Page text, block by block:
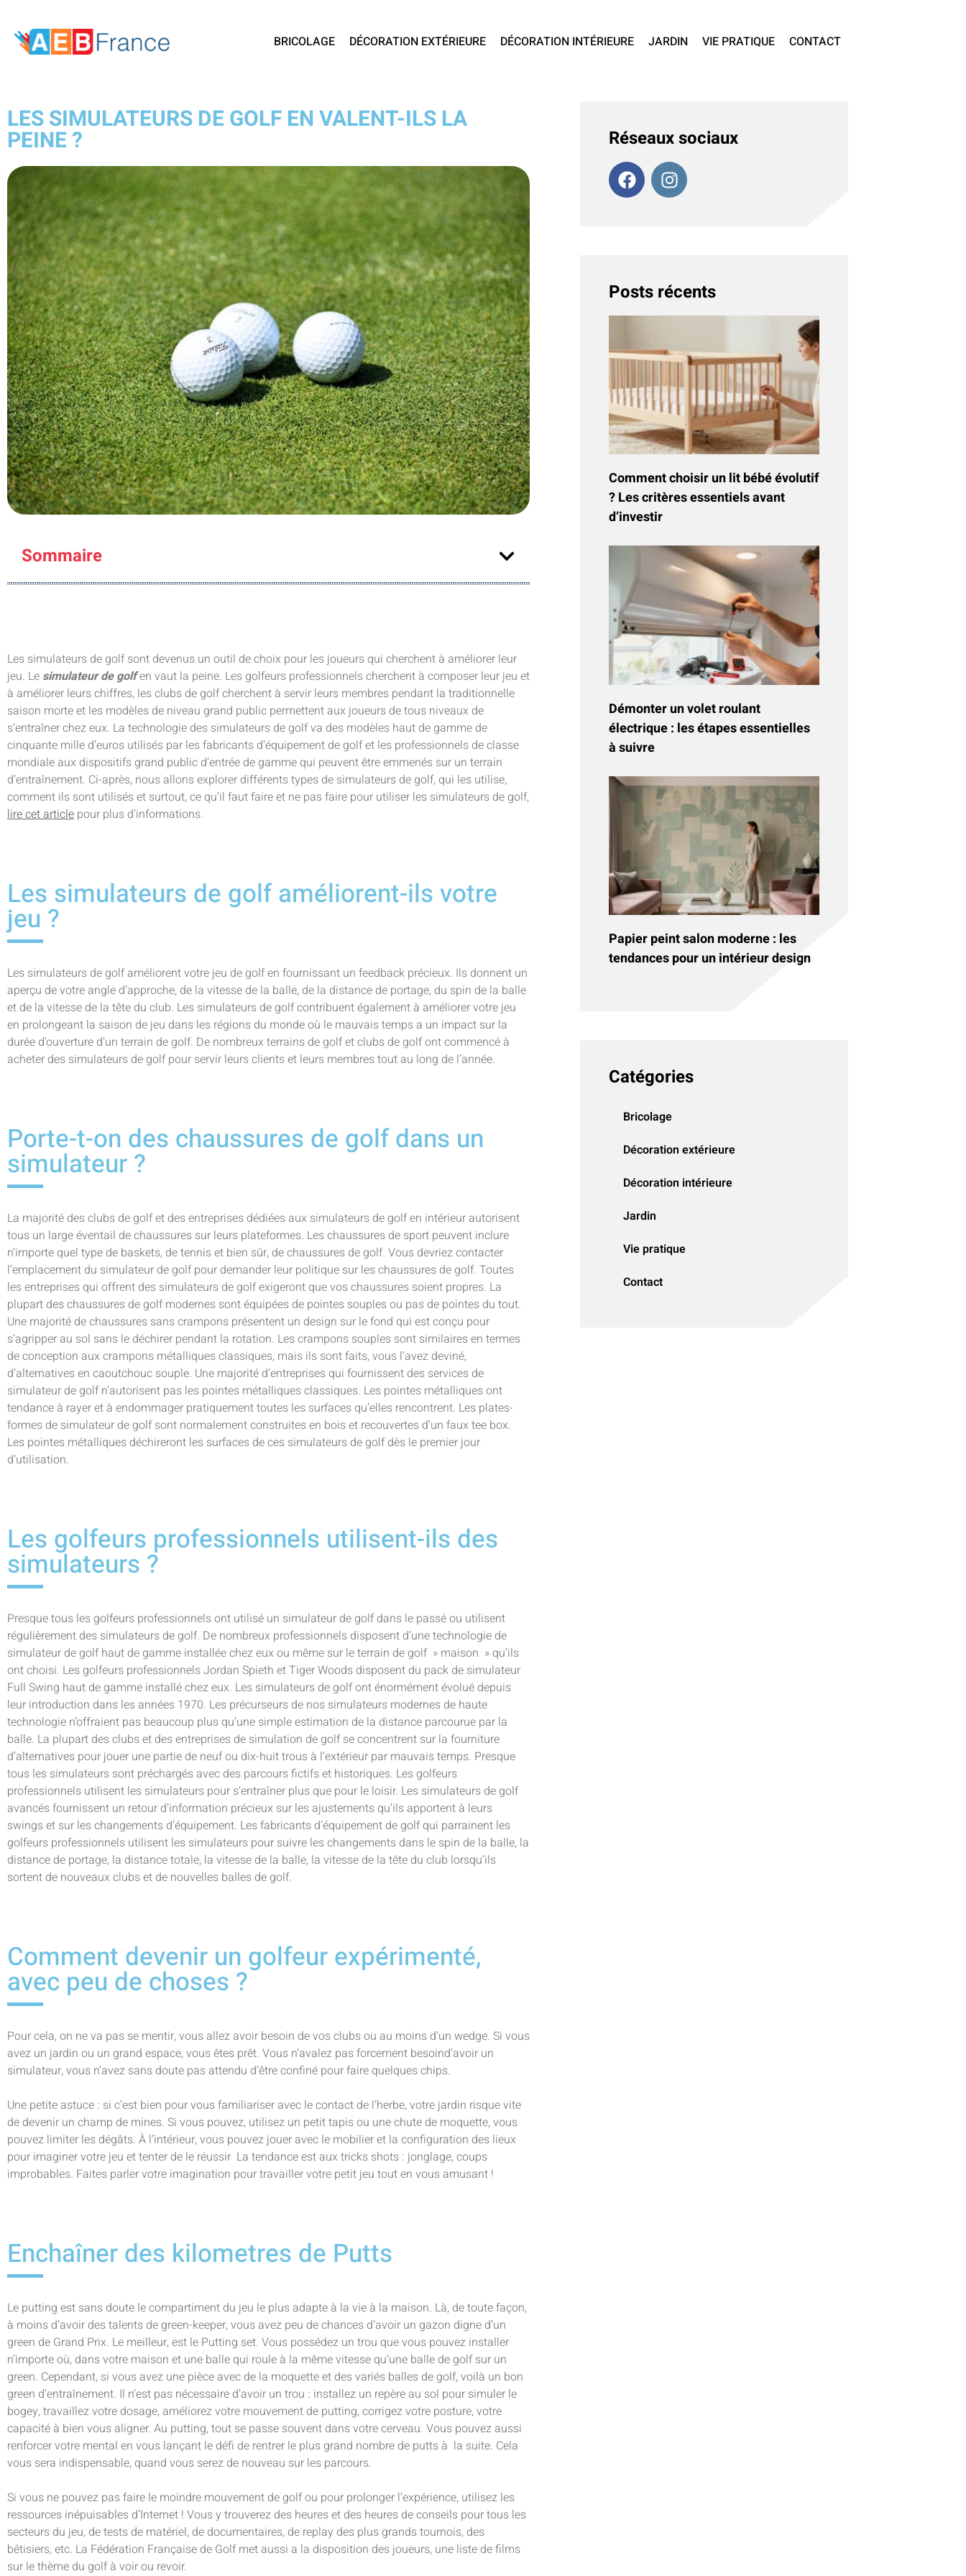
BRICOLAGE DÉCORATION EXTÉRIEURE DÉCORATION INTÉRIEURE JARDIN VIE PRATIQUE CONTACT
LES SIMULATEURS DE GOLF EN VALENT-ILS LA
PEINE ?
Sommaire
Les simulateurs de golf sont devenus un outil de choix pour les joueurs qui cherchent à améliorer leur
jeu. Le simulateur de golfen vaut la peine. Les golfeurs professionnels cherchent à composer leur jeu et
à améliorer leurs chiffres, les clubs de golf cherchent à servir leurs membres pendant la traditionnelle
saison morte et les modèles de niveau grand public permettent aux joueurs de tous niveaux de
s’entraîner chez eux. La technologie des simulateurs de golf va des modèles haut de gamme de
cinquante mille d’euros utilisés par les fabricants d’équipement de golf et les professionnels de classe
mondiale aux dispositifs grand public d’entrée de gamme qui peuvent être emmenés sur un terrain
d’entraînement. Ci-après, nous allons explorer différents types de simulateurs de golf, qui les utilise,
comment ils sont utilisés et surtout, ce qu’il faut faire et ne pas faire pour utiliser les simulateurs de golf,
lire cet article pour plus d’informations.
Les simulateurs de golf améliorent-ils votre
jeu ?
Les simulateurs de golf améliorent votre jeu de golf en fournissant un feedback précieux. Ils donnent un
aperçu de votre angle d’approche, de la vitesse de la balle, de la distance de portage, du spin de la balle
et de la vitesse de la tête du club. Les simulateurs de golf contribuent également à améliorer votre jeu
en prolongeant la saison de jeu dans les régions du monde où le mauvais temps a un impact sur la
durée d’ouverture d’un terrain de golf. De nombreux terrains de golf et clubs de golf ont commencé à
acheter des simulateurs de golf pour servir leurs clients et leurs membres tout au long de l’année.
Porte-t-on des chaussures de golf dans un
simulateur ?
La majorité des clubs de golf et des entreprises dédiées aux simulateurs de golf en intérieur autorisent
tous un large éventail de chaussures sur leurs plateformes. Les chaussures de sport peuvent inclure
n’importe quel type de baskets, de tennis et bien sûr, de chaussures de golf. Vous devriez contacter
l’emplacement du simulateur de golf pour demander leur politique sur les chaussures de golf. Toutes
les entreprises qui offrent des simulateurs de golf exigeront que vos chaussures soient propres. La
plupart des chaussures de golf modernes sont équipées de pointes souples ou pas de pointes du tout.
Une majorité de chaussures sans crampons présentent un design sur le fond qui est conçu pour
s’agripper au sol sans le déchirer pendant la rotation. Les crampons souples sont similaires en termes
de conception aux crampons métalliques classiques, mais ils sont faits, vous l’avez deviné,
d’alternatives en caoutchouc souple. Une majorité d’entreprises qui fournissent des services de
simulateur de golf n’autorisent pas les pointes métalliques classiques. Les pointes métalliques ont
tendance à rayer et à endommager pratiquement toutes les surfaces qu’elles rencontrent. Les plates-
formes de simulateur de golf sont normalement construites en bois et recouvertes d’un faux tee box.
Les pointes métalliques déchireront les surfaces de ces simulateurs de golf dès le premier jour
d’utilisation.
Les golfeurs professionnels utilisent-ils des
simulateurs ?
Presque tous les golfeurs professionnels ont utilisé un simulateur de golf dans le passé ou utilisent
régulièrement des simulateurs de golf. De nombreux professionnels disposent d’une technologie de
simulateur de golf haut de gamme installée chez eux ou même sur le terrain de golf » maison » qu’ils
ont choisi. Les golfeurs professionnels Jordan Spieth et Tiger Woods disposent du pack de simulateur
Full Swing haut de gamme installé chez eux. Les simulateurs de golf ont énormément évolué depuis
leur introduction dans les années 1970. Les précurseurs de nos simulateurs modernes de haute
technologie n’offraient pas beaucoup plus qu’une simple estimation de la distance parcourue par la
balle. La plupart des clubs et des entreprises de simulation de golf se concentrent sur la fourniture
d’alternatives pour jouer une partie de neuf ou dix-huit trous à l’extérieur par mauvais temps. Presque
tous les simulateurs sont préchargés avec des parcours fictifs et historiques. Les golfeurs
professionnels utilisent les simulateurs pour s’entraîner plus que pour le loisir. Les simulateurs de golf
avancés fournissent un retour d’information précieux sur les ajustements qu’ils apportent à leurs
swings et sur les changements d’équipement. Les fabricants d’équipement de golf qui parrainent les
golfeurs professionnels utilisent les simulateurs pour suivre les changements dans le spin de la balle, la
distance de portage, la distance totale, la vitesse de la balle, la vitesse de la tête du club lorsqu’ils
sortent de nouveaux clubs et de nouvelles balles de golf.
Comment devenir un golfeur expérimenté,
avec peu de choses ?
Pour cela, on ne va pas se mentir, vous allez avoir besoin de vos clubs ou au moins d’un wedge. Si vous
avez un jardin ou un grand espace, vous êtes prêt. Vous n’avalez pas forcement besoind’avoir un
simulateur, vous n’avez sans doute pas attendu d’être confiné pour faire quelques chips.
Une petite astuce : si c’est bien pour vous familiariser avec le contact de l’herbe, votre jardin risque vite
de devenir un champ de mines. Si vous pouvez, utilisez un petit tapis ou une chute de moquette, vous
pouvez limiter les dégâts. À l’intérieur, vous pouvez jouer avec le mobilier et la configuration des lieux
pour imaginer votre jeu et tenter de le réussir La tendance est aux tricks shots : jonglage, coups
improbables. Faites parler votre imagination pour travailler votre petit jeu tout en vous amusant !
Enchaîner des kilometres de Putts
Le putting est sans doute le compartiment du jeu le plus adapte à la vie à la maison. Là, de toute façon,
à moins d’avoir des talents de green-keeper, vous avez peu de chances d’avoir un gazon digne d’un
green de Grand Prix. Le meilleur, est le Putting set. Vous possédez un trou que vous pouvez installer
n’importe où, dans votre maison et une balle qui roule à la même vitesse qu’une balle de golf sur un
green. Cependant, si vous avez une pièce avec de la moquette et des variés balles de golf, voilà un bon
green d’entraînement. Il n’est pas nécessaire d’avoir un trou : installez un repère au sol pour simuler le
bogey, travaillez votre dosage, améliorez votre mouvement de putting, corrigez votre posture, votre
capacité à bien vous aligner. Au putting, tout se passe souvent dans votre cerveau. Vous pouvez aussi
renforcer votre mental en vous lançant le défi de rentrer le plus grand nombre de putts à la suite. Cela
vous sera indispensable, quand vous serez de nouveau sur les parcours.
Si vous ne pouvez pas faire le moindre mouvement de golf ou pour prolonger l’expérience, utilisez les
ressources inépuisables d’Internet ! Vous y trouverez des heures et des heures de conseils pour tous les
secteurs du jeu, de tests de matériel, de documentaires, de replay des plus grands tournois, des
bêtisiers, etc. La Fédération Française de Golf met aussi a la disposition des joueurs, une liste de films
sur le thème du golf à voir ou revoir.
Réseaux sociaux
Posts récents
Comment choisir un lit bébé évolutif
? Les critères essentiels avant
d’investir
Démonter un volet roulant
électrique : les étapes essentielles
à suivre
Papier peint salon moderne : les
tendances pour un intérieur design
Catégories
Bricolage
Décoration extérieure
Décoration intérieure
Jardin
Vie pratique
Contact